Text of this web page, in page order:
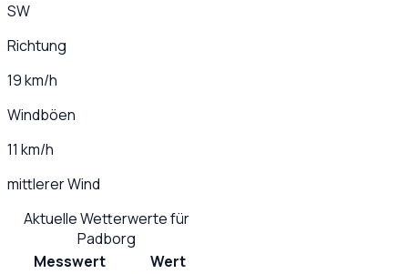
SW
Richtung
19 km/h
Windböen
11 km/h
mittlerer Wind
Aktuelle Wetterwerte für
Padborg
Messwert
Wert